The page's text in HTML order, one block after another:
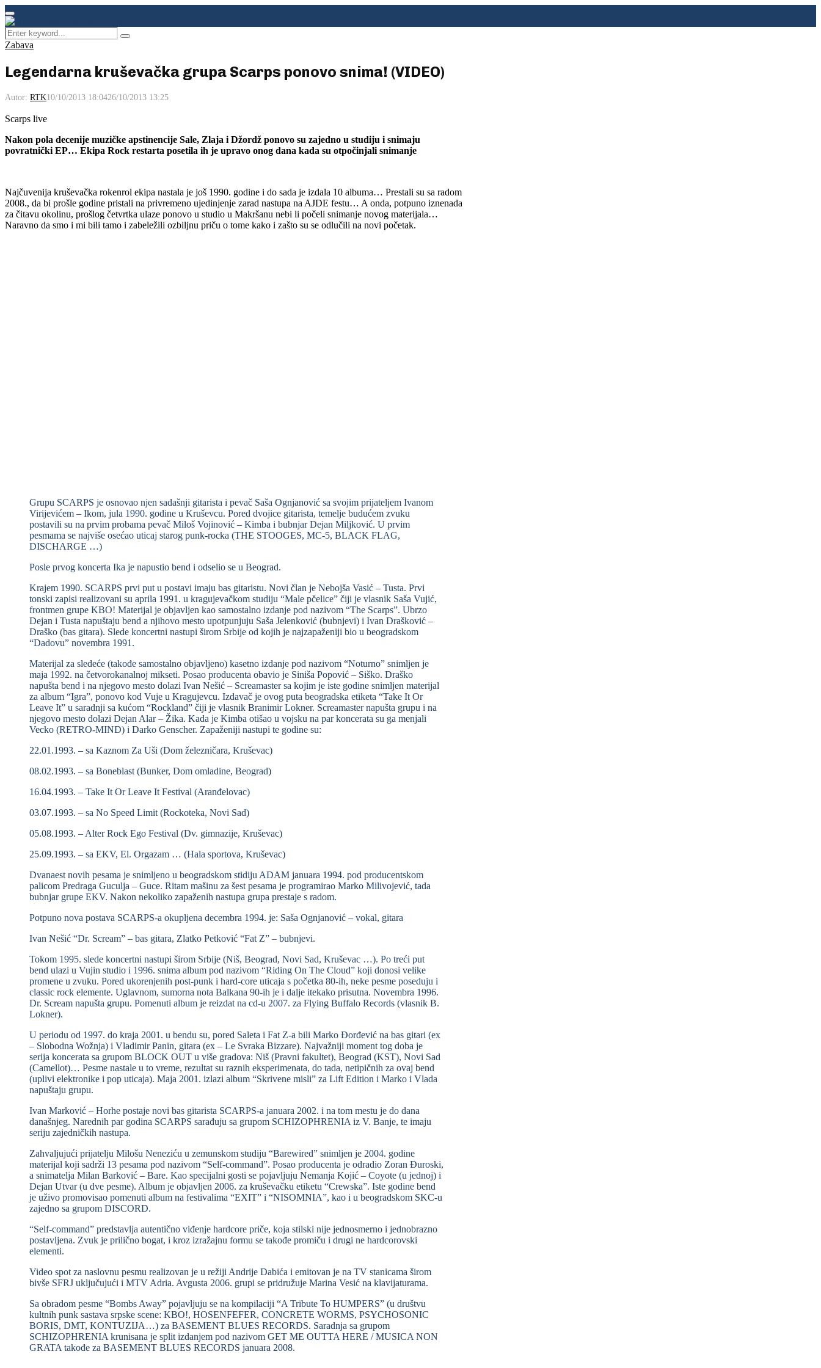
Facebook
Instagram
Youtube
Primary
Menu
Search
for:
Pretraga
Zabava
Legendarna kruševačka grupa Scarps ponovo snima! (VIDEO)
Autor: RTK10/10/2013 18:0426/10/2013 13:25
Scarps live
Nakon pola decenije muzičke apstinencije Sale, Zlaja i Džordž ponovo su zajedno u studiju i snimaju
povratnički EP… Ekipa Rock restarta posetila ih je upravo onog dana kada su otpočinjali snimanje
Najčuvenija kruševačka rokenrol ekipa nastala je još 1990. godine i do sada je izdala 10 albuma… Prestali su sa radom
2008., da bi prošle godine pristali na privremeno ujedinjenje zarad nastupa na AJDE festu… A onda, potpuno iznenada
za čitavu okolinu, prošlog četvrtka ulaze ponovo u studio u Makršanu nebi li počeli snimanje novog materijala…
Naravno da smo i mi bili tamo i zabeležili ozbiljnu priču o tome kako i zašto su se odlučili na novi početak.
Grupu SCARPS je osnovao njen sadašnji gitarista i pevač Saša Ognjanović sa svojim prijateljem Ivanom
Virijevićem – Ikom, jula 1990. godine u Kruševcu. Pored dvojice gitarista, temelje budućem zvuku
postavili su na prvim probama pevač Miloš Vojinović – Kimba i bubnjar Dejan Miljković. U prvim
pesmama se najviše osećao uticaj starog punk-rocka (THE STOOGES, MC-5, BLACK FLAG,
DISCHARGE …)
Posle prvog koncerta Ika je napustio bend i odselio se u Beograd.
Krajem 1990. SCARPS prvi put u postavi imaju bas gitaristu. Novi član je Nebojša Vasić – Tusta. Prvi
tonski zapisi realizovani su aprila 1991. u kragujevačkom studiju “Male pčelice” čiji je vlasnik Saša Vujić,
frontmen grupe KBO! Materijal je objavljen kao samostalno izdanje pod nazivom “The Scarps”. Ubrzo
Dejan i Tusta napuštaju bend a njihovo mesto upotpunjuju Saša Jelenković (bubnjevi) i Ivan Drašković –
Draško (bas gitara). Slede koncertni nastupi širom Srbije od kojih je najzapaženiji bio u beogradskom
“Dadovu” novembra 1991.
Materijal za sledeće (takođe samostalno objavljeno) kasetno izdanje pod nazivom “Noturno” snimljen je
maja 1992. na četvorokanalnoj mikseti. Posao producenta obavio je Siniša Popović – Siško. Draško
napušta bend i na njegovo mesto dolazi Ivan Nešić – Screamaster sa kojim je iste godine snimljen materijal
za album “Igra”, ponovo kod Vuje u Kragujevcu. Izdavač je ovog puta beogradska etiketa “Take It Or
Leave It” u saradnji sa kućom “Rockland” čiji je vlasnik Branimir Lokner. Screamaster napušta grupu i na
njegovo mesto dolazi Dejan Alar – Žika. Kada je Kimba otišao u vojsku na par koncerata su ga menjali
Vecko (RETRO-MIND) i Darko Genscher. Zapaženiji nastupi te godine su:
22.01.1993. – sa Kaznom Za Uši (Dom železničara, Kruševac)
08.02.1993. – sa Boneblast (Bunker, Dom omladine, Beograd)
16.04.1993. – Take It Or Leave It Festival (Aranđelovac)
03.07.1993. – sa No Speed Limit (Rockoteka, Novi Sad)
05.08.1993. – Alter Rock Ego Festival (Dv. gimnazije, Kruševac)
25.09.1993. – sa EKV, El. Orgazam … (Hala sportova, Kruševac)
Dvanaest novih pesama je snimljeno u beogradskom stidiju ADAM januara 1994. pod producentskom
palicom Predraga Guculja – Guce. Ritam mašinu za šest pesama je programirao Marko Milivojević, tada
bubnjar grupe EKV. Nakon nekoliko zapaženih nastupa grupa prestaje s radom.
Potpuno nova postava SCARPS-a okupljena decembra 1994. je: Saša Ognjanović – vokal, gitara
Ivan Nešić “Dr. Scream” – bas gitara, Zlatko Petković “Fat Z” – bubnjevi.
Tokom 1995. slede koncertni nastupi širom Srbije (Niš, Beograd, Novi Sad, Kruševac …). Po treći put
bend ulazi u Vujin studio i 1996. snima album pod nazivom “Riding On The Cloud” koji donosi velike
promene u zvuku. Pored ukorenjenih post-punk i hard-core uticaja s početka 80-ih, neke pesme poseduju i
classic rock elemente. Uglavnom, sumorna nota Balkana 90-ih je i dalje itekako prisutna. Novembra 1996.
Dr. Scream napušta grupu. Pomenuti album je reizdat na cd-u 2007. za Flying Buffalo Records (vlasnik B.
Lokner).
U periodu od 1997. do kraja 2001. u bendu su, pored Saleta i Fat Z-a bili Marko Đorđević na bas gitari (ex
– Slobodna Wožnja) i Vladimir Panin, gitara (ex – Le Svraka Bizzare). Najvažniji moment tog doba je
serija koncerata sa grupom BLOCK OUT u više gradova: Niš (Pravni fakultet), Beograd (KST), Novi Sad
(Camellot)… Pesme nastale u to vreme, rezultat su raznih eksperimenata, do tada, netipičnih za ovaj bend
(uplivi elektronike i pop uticaja). Maja 2001. izlazi album “Skrivene misli” za Lift Edition i Marko i Vlada
napuštaju grupu.
Ivan Marković – Horhe postaje novi bas gitarista SCARPS-a januara 2002. i na tom mestu je do dana
današnjeg. Narednih par godina SCARPS sarađuju sa grupom SCHIZOPHRENIA iz V. Banje, te imaju
seriju zajedničkih nastupa.
Zahvaljujući prijatelju Milošu Neneziću u zemunskom studiju “Barewired” snimljen je 2004. godine
materijal koji sadrži 13 pesama pod nazivom “Self-command”. Posao producenta je odradio Zoran Đuroski,
a snimatelja Milan Barković – Bare. Kao specijalni gosti se pojavljuju Nemanja Kojić – Coyote (u jednoj) i
Dejan Utvar (u dve pesme). Album je objavljen 2006. za kruševačku etiketu “Crewska”. Iste godine bend
je uživo promovisao pomenuti album na festivalima “EXIT” i “NISOMNIA”, kao i u beogradskom SKC-u
zajedno sa grupom DISCORD.
“Self-command” predstavlja autentično viđenje hardcore priče, koja stilski nije jednosmerno i jednobrazno
postavljena. Zvuk je prilično bogat, i kroz izražajnu formu se takođe promiču i drugi ne hardcorovski
elementi.
Video spot za naslovnu pesmu realizovan je u režiji Andrije Dabića i emitovan je na TV stanicama širom
bivše SFRJ uključujući i MTV Adria. Avgusta 2006. grupi se pridružuje Marina Vesić na klavijaturama.
Sa obradom pesme “Bombs Away” pojavljuju se na kompilaciji “A Tribute To HUMPERS” (u društvu
kultnih punk sastava srpske scene: KBO!, HOSENFEFER, CONCRETE WORMS, PSYCHOSONIC
BORIS, DMT, KONTUZIJA…) za BASEMENT BLUES RECORDS. Saradnja sa grupom
SCHIZOPHRENIA krunisana je split izdanjem pod nazivom GET ME OUTTA HERE / MUSICA NON
GRATA takođe za BASEMENT BLUES RECORDS januara 2008.